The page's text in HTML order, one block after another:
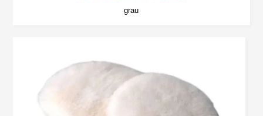
grau